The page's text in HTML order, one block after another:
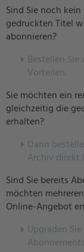
Sind Sie noch
gedruckten Titel
abonnieren?
Bestellen
Vorteilen.
Sie möchten ein
gleichzeitig die
erhalten?
Dann
Archiv direkt
Sind Sie bereits
möchten
Online-Angebot
Upgraden